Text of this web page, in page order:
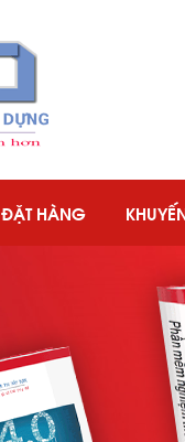
ĐẶT HÀNG